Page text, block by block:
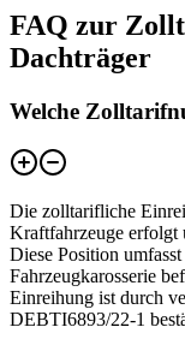
FAQ zur
Dachträger
Welche
Die zolltarifliche
Kraftfahrzeuge erfolgt
Diese Position
Fahrzeugkarosserie
Einreihung ist durch
DEBTI6893/22-1